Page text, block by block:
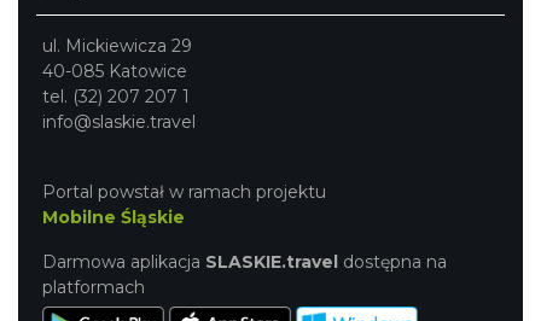
ul. Mickiewicza 29
40-085 Katowice
tel. (32) 207 207 1
info@slaskie.travel
Portal powstał w ramach projektu
Mobilne Śląskie
Darmowa aplikacja SLASKIE.travel dostępna na
platformach